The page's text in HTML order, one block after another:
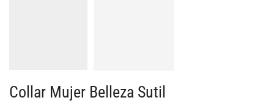
Collar Mujer Belleza Sutil